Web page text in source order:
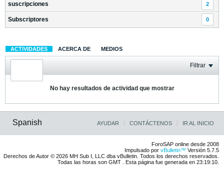
suscripciones 2
Subscriptores 0
ACTIVIDADES ACERCA DE MEDIOS
Filtrar
No hay resultados de actividad que mostrar
Spanish AYUDAR CONTÁCTENOS IR AL INICIO
ForoSAP online desde 2008
Impulsado por vBulletin™ Versión 5.7.5
Derechos de Autor © 2026 MH Sub I, LLC dba vBulletin. Todos los derechos reservados.
Todas las horas son GMT . Esta página fue generada en 23:19:10.